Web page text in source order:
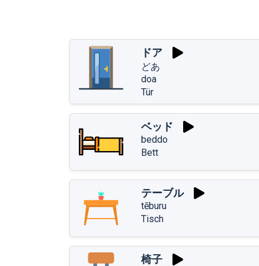
ドア
どあ
doa
Tür
ベッド
beddo
Bett
テーブル
tēburu
Tisch
椅子